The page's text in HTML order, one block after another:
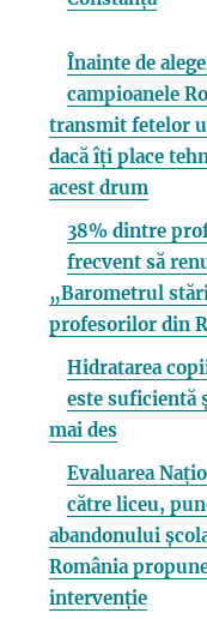
Înainte de
campioanele
transmit fetelor
dacă îți place
acest drum
38% dintre
frecvent să
„Barometrul
profesorilor din
Hidratarea
este suficientă
mai des
Evaluarea
către liceu,
abandonului
România
intervenție